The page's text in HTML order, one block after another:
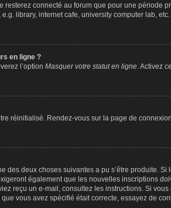
resterez connecté au forum que pour une période
library, internet cafe, university computer lab,
en ligne ?
l’option Masquer votre statut en ligne. Activez
réinitialisé. Rendez-vous sur la page de
des deux choses suivantes a pu s’être produite.
également que les nouvelles inscriptions
reçu un e-mail, consultez les instructions. Si
vous avez spécifié était correcte, essayez de